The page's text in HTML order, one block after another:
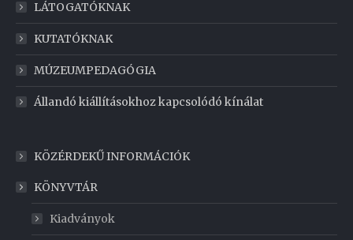
LÁTOGATÓKNAK
KUTATÓKNAK
MÚZEUMPEDAGÓGIA
Állandó kiállításokhoz kapcsolódó kínálat
KÖZÉRDEKŰ INFORMÁCIÓK
KÖNYVTÁR
Kiadványok